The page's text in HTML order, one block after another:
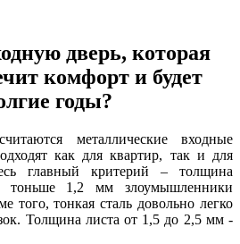
дверь, которая
комфорт и будет
годы?
металлические входные
как для квартир, так и для
главный критерий – толщина
тоньше 1,2 мм злоумышленники
того, тонкая сталь довольно легко
Толщина листа от 1,5 до 2,5 мм -